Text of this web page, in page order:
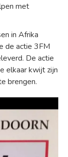
met
in Afrika
de actie 3FM
De actie
elkaar kwijt zijn
brengen.